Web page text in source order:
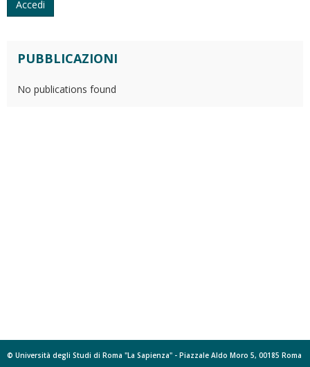
Accedi
PUBBLICAZIONI
No publications found
© Università degli Studi di Roma "La Sapienza" - Piazzale Aldo Moro 5, 00185 Roma